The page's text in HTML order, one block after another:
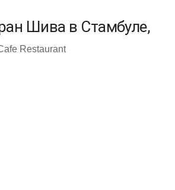
Шива в Стамбуле,
Restaurant